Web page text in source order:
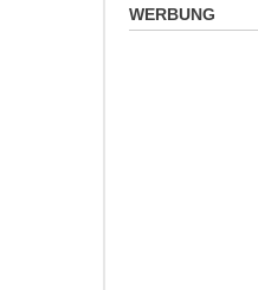
WERBUNG